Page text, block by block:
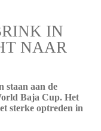
IN
NAAR
staan aan de
Baja Cup. Het
sterke optreden in